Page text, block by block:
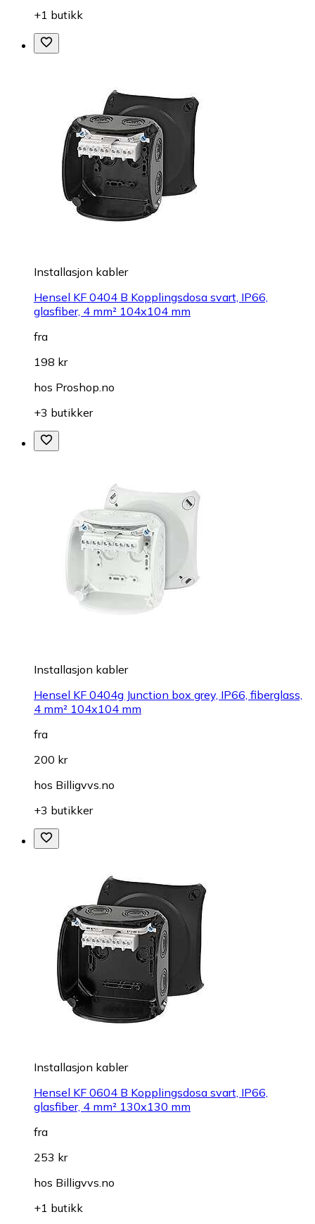
+1 butikk
Installasjon kabler
Hensel KF 0404 B Kopplingsdosa svart, IP66,
glasfiber, 4 mm² 104x104 mm
fra
198 kr
hos Proshop.no
+3 butikker
Installasjon kabler
Hensel KF 0404g Junction box grey, IP66, fiberglass,
4 mm² 104x104 mm
fra
200 kr
hos Billigvvs.no
+3 butikker
Installasjon kabler
Hensel KF 0604 B Kopplingsdosa svart, IP66,
glasfiber, 4 mm² 130x130 mm
fra
253 kr
hos Billigvvs.no
+1 butikk